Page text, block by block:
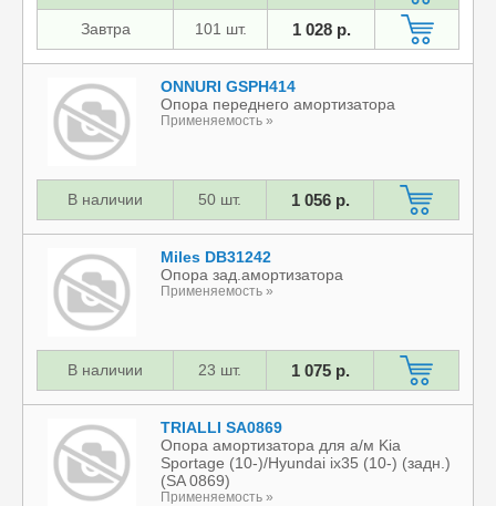
Завтра 101 шт. 1 028 р.
ONNURI GSPH414
Опора переднего амортизатора
Применяемость »
В наличии 50 шт. 1 056 р.
Miles DB31242
Опора зад.амортизатора
Применяемость »
В наличии 23 шт. 1 075 р.
TRIALLI SA0869
Опора амортизатора для а/м Kia
Sportage (10-)/Hyundai ix35 (10-) (задн.)
(SA 0869)
Применяемость »